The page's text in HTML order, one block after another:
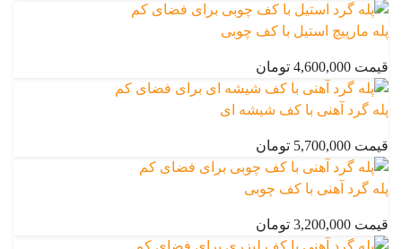
پله مارپیچ استیل با کف چوبی
قیمت 4,600,000 تومان
پله گرد آهنی با کف شیشه ای
قیمت 5,700,000 تومان
پله گرد آهنی با کف چوبی
قیمت 3,200,000 تومان